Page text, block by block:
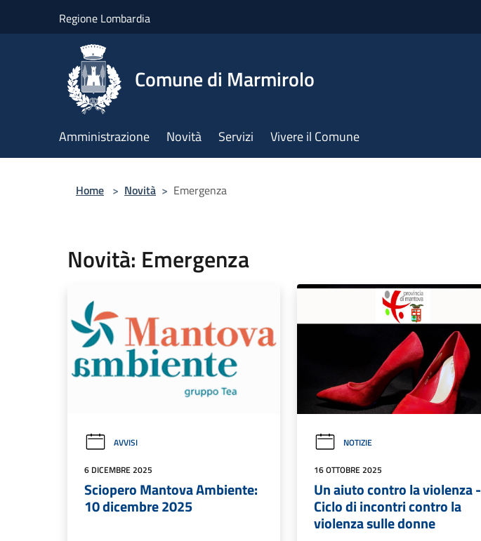
Regione Lombardia
Comune di Marmirolo
Amministrazione Novità Servizi Vivere il Comune
Home > Novità > Emergenza
Novità: Emergenza
AVVISI
6 DICEMBRE 2025
Sciopero Mantova Ambiente:
10 dicembre 2025
NOTIZIE
16 OTTOBRE 2025
Un aiuto contro la violenza -
Ciclo di incontri contro la
violenza sulle donne